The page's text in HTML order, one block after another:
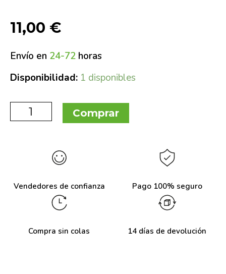
11,00 €
Envío en 24-72 horas
Disponibilidad: 1 disponibles
Comprar
Vendedores de confianza Pago 100% seguro
Compra sin colas 14 días de devolución